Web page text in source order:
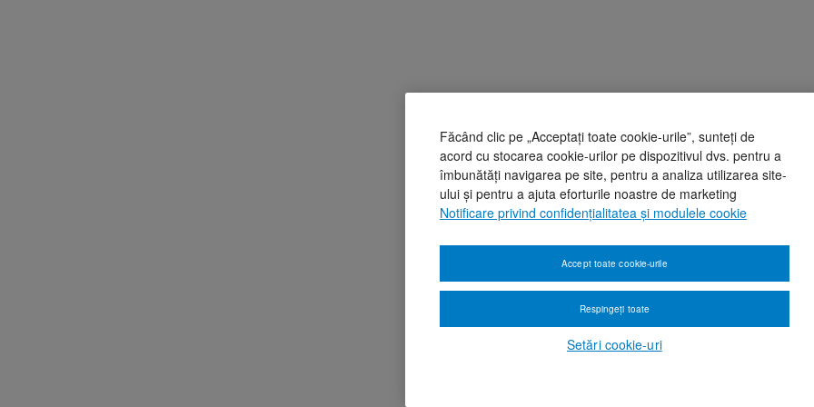
Făcând clic pe „Acceptați toate cookie-urile”, sunteți de
acord cu stocarea cookie-urilor pe dispozitivul dvs. pentru a
îmbunătăți navigarea pe site, pentru a analiza utilizarea site-
ului și pentru a ajuta eforturile noastre de marketing
Notificare privind confidențialitatea și modulele cookie
Setări cookie-uri
Respingeți toate
Accept toate cookie-urile